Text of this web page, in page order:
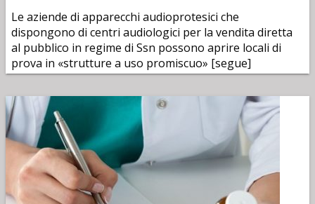
Le aziende di apparecchi audioprotesici che
dispongono di centri audiologici per la vendita diretta
al pubblico in regime di Ssn possono aprire locali di
prova in «strutture a uso promiscuo» [segue]